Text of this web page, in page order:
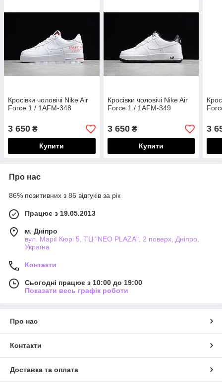
Кросівки чоловічі Nike Air
Force 1 / 1AFM-348
3 650 ₴
Купити
Кросівки чоловічі Nike Air
Force 1 / 1AFM-349
3 650₴
Купити
3
Про нас
86% позитивних з 86 відгуків за рік
Працює з 19.05.2013
м. Дніпро
вул. Марії Кюрі 5, ТЦ "NEO PLAZA", 2 поверх, Дніпро,
Україна
Контакти
Сьогодні працює з 10:00 до 19:00
Показати весь графік роботи
Про нас
Контакти
Доставка та оплата